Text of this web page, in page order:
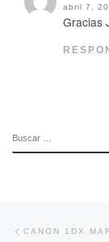
abril 7,
Gracias
CANON 1DX